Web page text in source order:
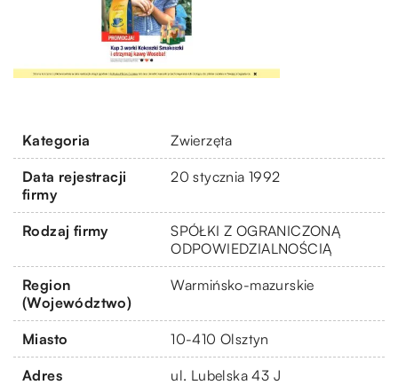
Kategoria Zwierzęta
Data rejestracji
firmy
20 stycznia 1992
Rodzaj firmy
SPÓŁKI Z OGRANICZONĄ
ODPOWIEDZIALNOŚCIĄ
Region
(Województwo)
Warmińsko-mazurskie
Miasto 10-410 Olsztyn
Adres ul. Lubelska 43 J